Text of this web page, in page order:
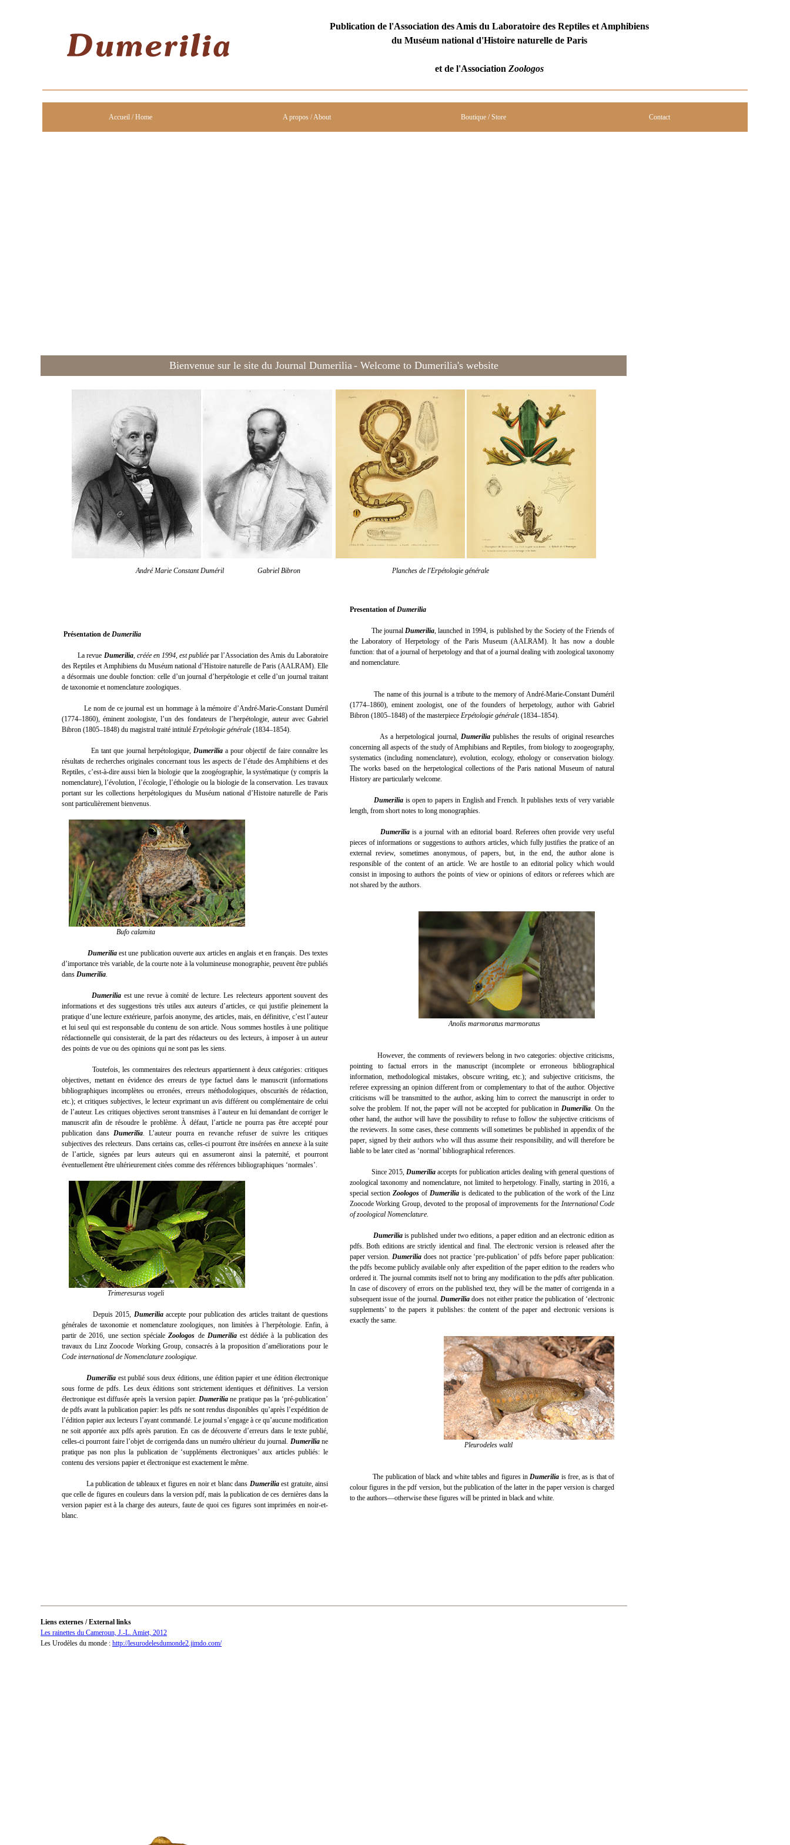
Publication de l'Association des Amis du Laboratoire des Reptiles et Amphibiens
du Muséum national d'Histoire naturelle de Paris
et de l'Association Zoologos
Accueil / Home A propos / About Boutique / Store Contact
Bienvenue sur le site du Journal Dumerilia- Welcome to Dumerilia's website
André Marie Constant Duméril Gabriel Bibron Planches de l'Erpétologie générale
Présentation de Dumerilia
La revue Dumerilia, créée en 1994, est publiéepar l’Association des Amis du Laboratoire
des Reptiles et Amphibiens du Muséum national d’Histoire naturelle de Paris (AALRAM). Elle
a désormais une double fonction: celle d’un journal d’herpétologie et celle d’un journal traitant
de taxonomie et nomenclature zoologiques.
Le nom de ce journal est un hommage à la mémoire d’André-Marie-Constant Duméril
(1774–1860), éminent zoologiste, l’un des fondateurs de l’herpétologie, auteur avec Gabriel
Bibron (1805–1848) du magistral traité intitulé Erpétologie générale (1834–1854).
En tant que journal herpétologique, Dumeriliaa pour objectif de faire connaître les
résultats de recherches originales concernant tous les aspects de l’étude des Amphibiens et des
Reptiles, c’est-à-dire aussi bien la biologie que la zoogéographie, la systématique (y compris la
nomenclature), l’évolution, l’écologie, l’éthologie ou la biologie de la conservation. Les travaux
portant sur les collections herpétologiques du Muséum national d’Histoire naturelle de Paris
sont particulièrement bienvenus.
Bufo calamita
Dumeriliaest une publication ouverte aux articles en anglais et en français. Des textes
d’importance très variable, de la courte note à la volumineuse monographie, peuvent être publiés
dans Dumerilia.
Dumerilia est une revue à comité de lecture. Les relecteurs apportent souvent des
informations et des suggestions très utiles aux auteurs d’articles, ce qui justifie pleinement la
pratique d’une lecture extérieure, parfois anonyme, des articles, mais, en définitive, c’est l’auteur
et lui seul qui est responsable du contenu de son article. Nous sommes hostiles à une politique
rédactionnelle qui consisterait, de la part des rédacteurs ou des lecteurs, à imposer à un auteur
des points de vue ou des opinions qui ne sont pas les siens.
Toutefois, les commentaires des relecteurs appartiennent à deux catégories: critiques
objectives, mettant en évidence des erreurs de type factuel dans le manuscrit (informations
bibliographiques incomplètes ou erronées, erreurs méthodologiques, obscurités de rédaction,
etc.); et critiques subjectives, le lecteur exprimant un avis différent ou complémentaire de celui
de l’auteur. Les critiques objectives seront transmises à l’auteur en lui demandant de corriger le
manuscrit afin de résoudre le problème. À défaut, l’article ne pourra pas être accepté pour
publication dans Dumerilia. L’auteur pourra en revanche refuser de suivre les critiques
subjectives des relecteurs. Dans certains cas, celles-ci pourront être insérées en annexe à la suite
de l’article, signées par leurs auteurs qui en assumeront ainsi la paternité, et pourront
éventuellement être ultérieurement citées comme des références bibliographiques ‘normales’.
Trimeresurus vogeli
Depuis 2015, Dumeriliaaccepte pour publication des articles traitant de questions
générales de taxonomie et nomenclature zoologiques, non limitées à l’herpétologie. Enfin, à
partir de 2016, une section spécialeZoologos de Dumerilia est dédiée à la publication des
travaux du Linz Zoocode Working Group, consacrés à la proposition d’améliorations pour le
Code international de Nomenclature zoologique.
Dumerilia est publié sous deux éditions, une édition papier et une édition électronique
sous forme de pdfs. Les deux éditions sont strictement identiques et définitives. La version
électronique est diffusée après la version papier. Dumeriliane pratique pas la ‘pré-publication’
de pdfs avant la publication papier: les pdfs ne sont rendus disponibles qu’après l’expédition de
l’édition papier aux lecteurs l’ayant commandé. Le journal s’engage à ce qu’aucune modification
ne soit apportée aux pdfs après parution. En cas de découverte d’erreurs dans le texte publié,
celles-ci pourront faire l’objet de corrigenda dans un numéro ultérieur du journal. Dumeriliane
pratique pas non plus la publication de ‘suppléments électroniques’ aux articles publiés: le
contenu des versions papier et électronique est exactement le même.
La publication de tableaux et figures en noir et blanc dans Dumeriliaest gratuite, ainsi
que celle de figures en couleurs dans la version pdf, mais la publication de ces dernières dans la
version papier est à la charge des auteurs, faute de quoi ces figures sont imprimées en noir-et-
blanc.
Presentation ofDumerilia
The journalDumerilia, launched in 1994, is published by the Society of the Friends of
the Laboratory of Herpetology of the Paris Museum (AALRAM). It has now a double
function: that of a journal of herpetology and that of a journal dealing with zoological taxonomy
and nomenclature.
The name of this journal is a tribute to the memory of André-Marie-Constant Duméril
(1774–1860), eminent zoologist, one of the founders of herpetology, author with Gabriel
Bibron (1805–1848) of the masterpiece Erpétologie générale (1834–1854).
As a herpetological journal,Dumerilia publishes the results of original researches
concerning all aspects of the study of Amphibians and Reptiles, from biology to zoogeography,
systematics (including nomenclature), evolution, ecology, ethology or conservation biology.
The works based on the herpetological collections of the Paris national Museum of natural
History are particularly welcome.
Dumerilia is open to papers in English and French. It publishes texts of very variable
length, from short notes to long monographies.
Dumeriliais a journal with an editorial board. Referees often provide very useful
pieces of informations or suggestions to authors articles, which fully justifies the pratice of an
external review, sometimes anonymous, of papers, but, in the end, the author alone is
responsible of the content of an article. We are hostile to an editorial policy which would
consist in imposing to authors the points of view or opinions of editors or referees which are
not shared by the authors.
Anolis marmoratus marmoratus
However, the comments of reviewers belong in two categories: objective criticisms,
pointing to factual errors in the manuscript (incomplete or erroneous bibliographical
information, methodological mistakes, obscure writing, etc.); and subjective criticisms, the
referee expressing an opinion different from or complementary to that of the author. Objective
criticisms will be transmitted to the author, asking him to correct the manuscript in order to
solve the problem. If not, the paper will not be accepted for publication inDumerilia. On the
other hand, the author will have the possibility to refuse to follow the subjective criticisms of
the reviewers. In some cases, these comments will sometimes be published in appendix of the
paper, signed by their authors who will thus assume their responsibility, and will therefore be
liable to be later cited as ‘normal’ bibliographical references.
Since 2015, Dumeriliaaccepts for publication articles dealing with general questions of
zoological taxonomy and nomenclature, not limited to herpetology. Finally, starting in 2016, a
special section Zoologosof Dumerilia is dedicated to the publication of the work of the Linz
Zoocode Working Group, devoted to the proposal of improvements for the International Code
of zoological Nomenclature.
Dumeriliais published under two editions, a paper edition and an electronic edition as
pdfs. Both editions are strictly identical and final. The electronic version is released after the
paper version. Dumeriliadoes not practice ‘pre-publication’ of pdfs before paper publication:
the pdfs become publicly available only after expedition of the paper edition to the readers who
ordered it. The journal commits itself not to bring any modification to the pdfs after publication.
In case of discovery of errors on the published text, they will be the matter of corrigenda in a
subsequent issue of the journal. Dumeriliadoes not either pratice the publication of ‘electronic
supplements’ to the papers it publishes: the content of the paper and electronic versions is
exactly the same.
Pleurodeles waltl
The publication of black and white tables and figures inDumerilia is free, as is that of
colour figures in the pdf version, but the publication of the latter in the paper version is charged
to the authors—otherwise these figures will be printed in black and white.
Liens externes / External links
Les rainettes du Cameroun, J.-L. Amiet, 2012
Les Urodèles du monde : http://lesurodelesdumonde2.jimdo.com/